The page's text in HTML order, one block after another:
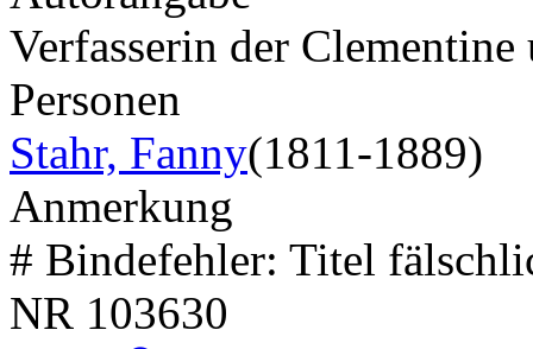
Verfasserin der Clementine
Personen
Stahr, Fanny(1811-1889)
Anmerkung
# Bindefehler: Titel
NR 103630